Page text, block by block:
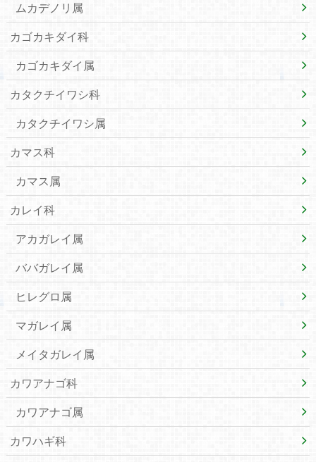
ムカデノリ属
カゴカキダイ科
カゴカキダイ属
カタクチイワシ科
カタクチイワシ属
カマス科
カマス属
カレイ科
アカガレイ属
ババガレイ属
ヒレグロ属
マガレイ属
メイタガレイ属
カワアナゴ科
カワアナゴ属
カワハギ科